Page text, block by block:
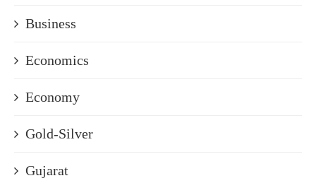
Business
Economics
Economy
Gold-Silver
Gujarat